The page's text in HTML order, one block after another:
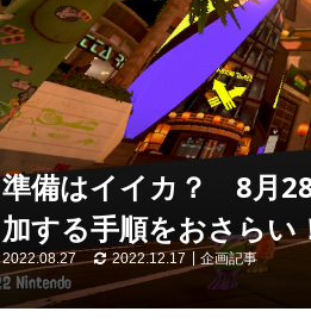
準備はイイカ？ 8月
加する手順をおさらい
2022.08.27 2022.12.17 企画記事